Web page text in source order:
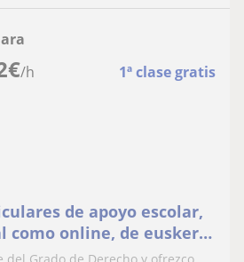
€/h 1ª clase gratis
de apoyo escolar,
como online, de euskera
ESO o primaria